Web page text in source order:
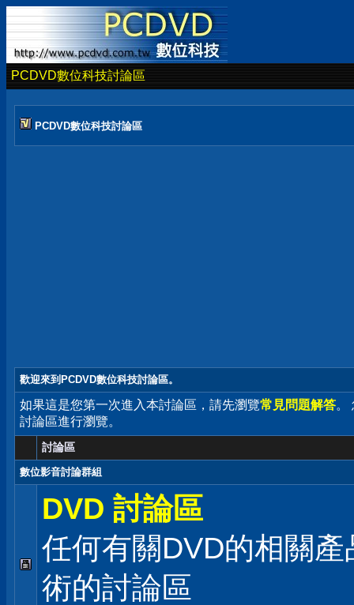
PCDVD數位科技討論區
PCDVD數位科技討論區
歡迎來到PCDVD數位科技討論區。
如果這是您第一次進入本討論區，請先瀏覽常見問題解答。
討論區進行瀏覽。
討論區
數位影音討論群組
DVD 討論區
任何有關DVD的相關
術的討論區